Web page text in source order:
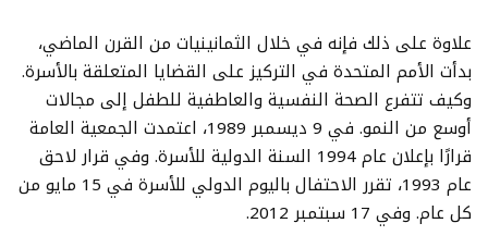
علاوة على ذلك فإنه في خلال الثمانينيات من القرن الماضي،
بدأت الأمم المتحدة في التركيز على القضايا المتعلقة بالأسرة.
وكيف تتفرع الصحة النفسية والعاطفية للطفل إلى مجالات
أوسع من النمو. في 9 ديسمبر 1989، اعتمدت الجمعية العامة
قرارًا بإعلان عام 1994 السنة الدولية للأسرة. وفي قرار لاحق
عام 1993، تقرر الاحتفال باليوم الدولي للأسرة في 15 مايو من
كل عام. وفي 17 سبتمبر 2012.